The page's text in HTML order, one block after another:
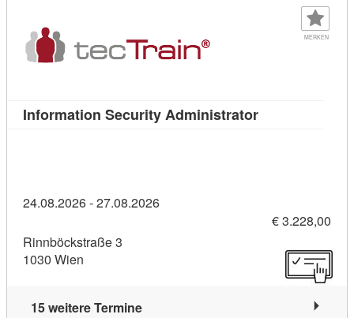
MERKEN
Information Security AdministratorKursdetail:
24.08.2026 - 27.08.2026
€ 3.228,00
Rinnböckstraße 3
1030 Wien
15 weitere Termine